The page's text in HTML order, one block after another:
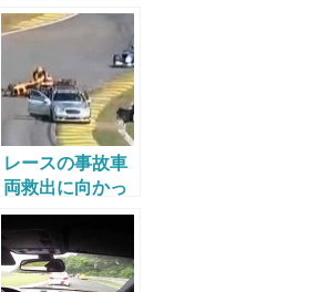
難所！ ニュル
ブルクリンク北
コースでクルマ
が次々とコーナ
ーに飲み込まれ
て行く
レースの事故車
両救出に向かっ
た救急車に後ろ
から….